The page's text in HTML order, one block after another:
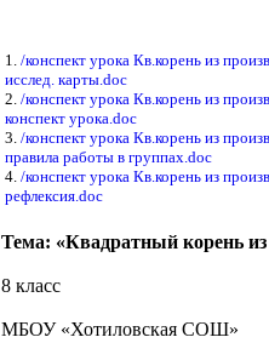
1. /конспект урока Кв.корень из
исслед. карты.doc
2. /конспект урока Кв.корень из
конспект урока.doc
3. /конспект урока Кв.корень из
правила работы в группах.doc
4. /конспект урока Кв.корень из
рефлексия.doc
Тема: «Квадратный корень из
8 класс
МБОУ «Хотиловская СОШ»